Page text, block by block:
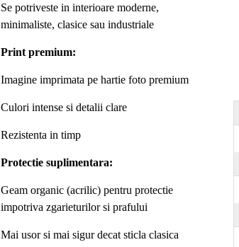
Se potriveste in interioare moderne,
minimaliste, clasice sau industriale
Print premium:
Imagine imprimata pe hartie foto premium
Culori intense si detalii clare
Rezistenta in timp
Protectie suplimentara:
Geam organic (acrilic) pentru protectie
impotriva zgarieturilor si prafului
Mai usor si mai sigur decat sticla clasica